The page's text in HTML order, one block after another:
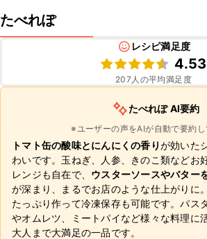
たべれぽ
レシピ満足度
4.53
207 人の平均満足度
たべれぽ AI要約
※ユーザーの声をAIが自動で要約し
トマト缶の酸味とにんにくの香りが効いた
わいです。玉ねぎ、人参、きのこ類などお
レンジも自在で、 ウスターソースやバター
が深まり、まるでお店のような仕上がりに
たっぷり作って冷凍保存も可能です。パス
やオムレツ、ミートパイなど様々な料理に
大人まで大満足の一品です。